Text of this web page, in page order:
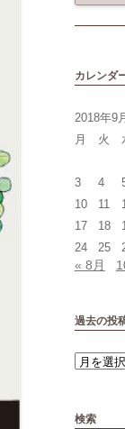
カレンダ
2018年9月
月
火
3
4
10
11
17
18
24
25
« 8月
過去の投
過
去
検索